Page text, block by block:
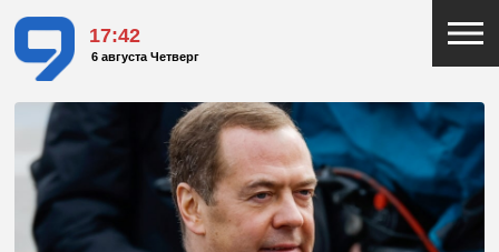
17:42
6 августа Четверг